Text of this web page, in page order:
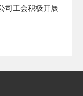
司工会积极开展